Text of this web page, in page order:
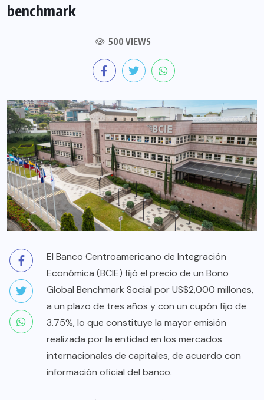
benchmark
500 VIEWS
El Banco Centroamericano de Integración
Económica (BCIE) fijó el precio de un Bono
Global Benchmark Social por US$2,000 millones,
a un plazo de tres años y con un cupón fijo de
3.75%, lo que constituye la mayor emisión
realizada por la entidad en los mercados
internacionales de capitales, de acuerdo con
información oficial del banco.